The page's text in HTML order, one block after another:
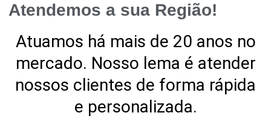
Atendemos a sua Região!
Atuamos há mais de 20 anos no
mercado. Nosso lema é atender
nossos clientes de forma rápida
e personalizada.